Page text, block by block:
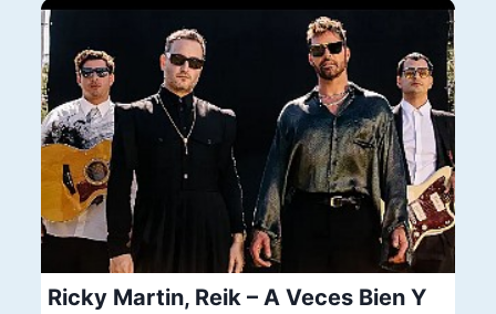
Ricky Martin, Reik – A Veces Bien Y